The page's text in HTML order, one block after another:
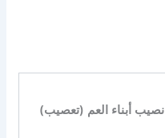
نصيب أبناء العم (تعصيب)